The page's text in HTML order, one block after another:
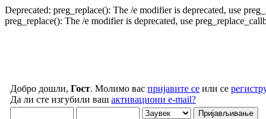
Deprecated: preg_replace(): The /e modifier is deprecated, use
preg_replace(): The /e modifier is deprecated, use
Добро дошли, Гост. Молимо вас пријавите се или се
Да ли сте изгубили ваш активациони e-mail?